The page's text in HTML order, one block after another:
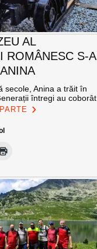
AL
ROMÂNESC S-A
secole, Anina a trăit în
întregi au coborât